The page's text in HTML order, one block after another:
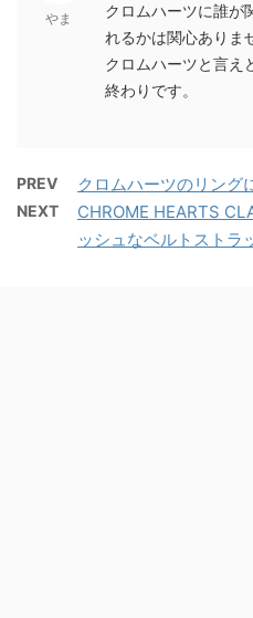
やま
クロムハーツに誰が
れるかは関心ありま
クロムハーツと言え
終わりです。
PREV クロムハーツのリング
NEXT
CHROME HEARTS
ッシュなベルトストラ